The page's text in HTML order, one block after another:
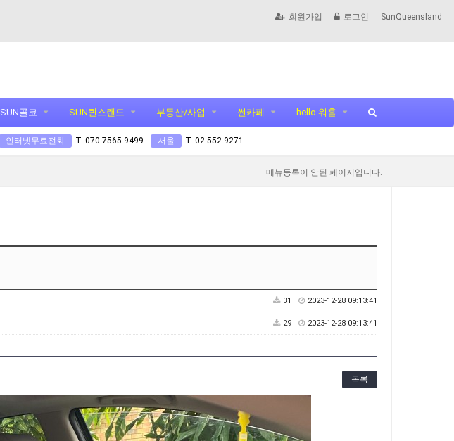
회원가입 로그인 SunQueensland
SUN골코 SUN퀸스랜드 부동산/사업 썬카페 hello 워홀
인터넷무료전화 T. 070 7565 9499 서울 T. 02 552 9271
메뉴등록이 안된 페이지입니다.
31 2023-12-28 09:13:41
29 2023-12-28 09:13:41
목록